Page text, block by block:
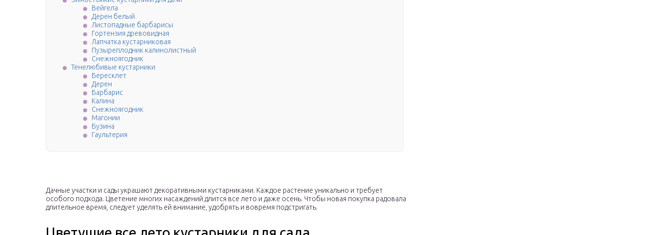
Вейгела
Дерен белый
Листопадные барбарисы
Гортензия древовидная
Лапчатка кустарниковая
Пузыреплодник калинолистный
Снежноягодник
Тенелюбивые кустарники
Бересклет
Дерен
Барбарис
Калина
Снежноягодник
Магонии
Бузина
Гаультерия
Дачные участки и сады украшают декоративными кустарниками. Каждое растение уникально и требует
особого подхода. Цветение многих насаждений длится все лето и даже осень. Чтобы новая покупка радовала
длительное время, следует уделять ей внимание, удобрять и вовремя подстригать.